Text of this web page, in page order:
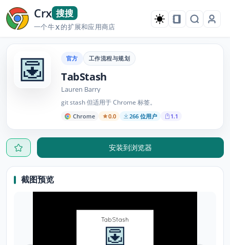
Crx 搜搜
一个牛X的扩展和应用商店
官方 工作流程与规划
TabStash
Lauren Barry
git stash 但适用于 Chrome 标签。
Chrome 0.0 266 位用户 1.1
安装到浏览器
截图预览